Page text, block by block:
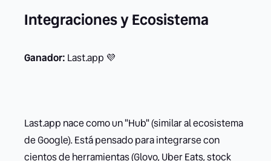
Integraciones y Ecosistema
Ganador: Last.app 💜
Last.app nace como un "Hub" (similar al ecosistema
de Google). Está pensado para integrarse con
cientos de herramientas (Glovo, Uber Eats, stock